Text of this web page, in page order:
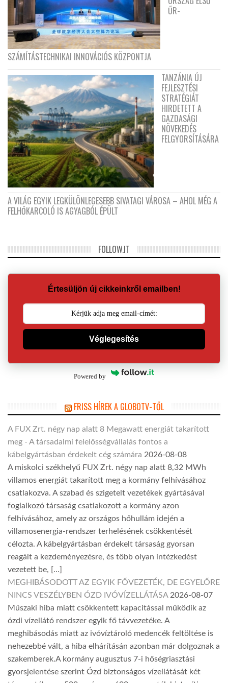
ŰR-
SZÁMÍTÁSTECHNIKAI INNOVÁCIÓS KÖZPONTJA
TANZÁNIA ÚJ
FEJLESZTÉSI
STRATÉGIÁT
HIRDETETT A
GAZDASÁGI
NÖVEKEDÉS
FELGYORSÍTÁSÁRA
A VILÁG EGYIK LEGKÜLÖNLEGESEBB SIVATAGI VÁROSA – AHOL MÉG A
FELHŐKARCOLÓ IS AGYAGBÓL ÉPÜLT
FOLLOW.IT
Értesüljön új cikkeinkről emailben!
Véglegesítés
Powered by
FRISS HÍREK A GLOBOTV-TŐL
A FUX Zrt. négy nap alatt 8 Megawatt energiát takarított
meg - A társadalmi felelősségvállalás fontos a
kábelgyártásban érdekelt cég számára 2026-08-08
A miskolci székhelyű FUX Zrt. négy nap alatt 8,32 MWh
villamos energiát takarított meg a kormány felhívásához
csatlakozva. A szabad és szigetelt vezetékek gyártásával
foglalkozó társaság csatlakozott a kormány azon
felhívásához, amely az országos hőhullám idején a
villamosenergia-rendszer terhelésének csökkentését
célozta. A kábelgyártásban érdekelt társaság gyorsan
reagált a kezdeményezésre, és több olyan intézkedést
vezetett be, […]
MEGHIBÁSODOTT AZ EGYIK FŐVEZETÉK, DE EGYELŐRE
NINCS VESZÉLYBEN ÓZD IVÓVÍZELLÁTÁSA 2026-08-07
Műszaki hiba miatt csökkentett kapacitással működik az
ózdi vízellátó rendszer egyik fő távvezetéke. A
meghibásodás miatt az ivóvíztároló medencék feltöltése is
nehezebbé vált, a hiba elhárításán azonban már dolgoznak a
szakemberek.A kormány augusztus 7-i hőségriasztási
gyorsjelentése szerint Ózd biztonságos vízellátását két